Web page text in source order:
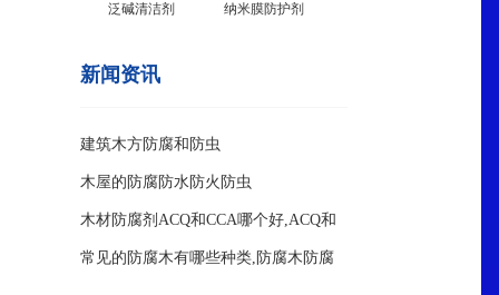
泛碱清洁剂 纳米膜防护剂
新闻资讯
建筑木方防腐和防虫
木屋的防腐防水防火防虫
木材防腐剂ACQ和CCA哪个好,ACQ和
CCA两种防腐剂的区别
常见的防腐木有哪些种类,防腐木防腐